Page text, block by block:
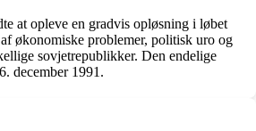
at opleve en gradvis opløsning i løbet
økonomiske problemer, politisk uro og
sovjetrepublikker. Den endelige
december 1991.